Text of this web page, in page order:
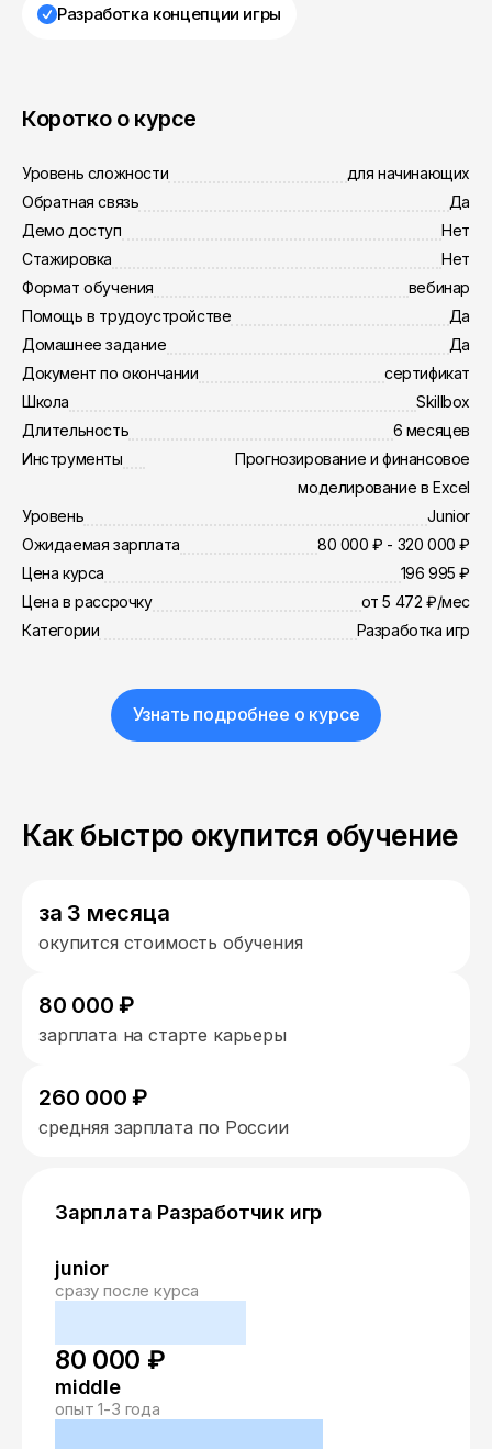
Разработка концепции игры
Коротко о курсе
Уровень сложности
для начинающих
Обратная связь
Да
Демо доступ
Нет
Стажировка
Нет
Формат обучения
вебинар
Помощь в трудоустройстве
Да
Домашнее задание
Да
Документ по окончании
сертификат
Школа
Skillbox
Длительность
6 месяцев
Инструменты
Прогнозирование и финансовое
моделирование в Excel
Уровень
Junior
Ожидаемая зарплата
80 000 ₽ - 320 000 ₽
Цена курса
196 995 ₽
Цена в рассрочку
от 5 472 ₽/мес
Категории
Разработка игр
Узнать подробнее о курсе
Как быстро окупится обучение
за 3 месяца
окупится стоимость обучения
80 000 ₽
зарплата на старте карьеры
260 000 ₽
средняя зарплата по России
Зарплата Разработчик игр
junior
сразу после курса
80 000 ₽
middle
опыт 1-3 года